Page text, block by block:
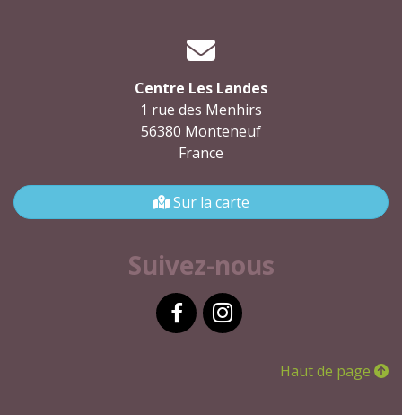
Centre Les Landes
1 rue des Menhirs
56380 Monteneuf
France
Sur la carte
Suivez-nous
Haut de page